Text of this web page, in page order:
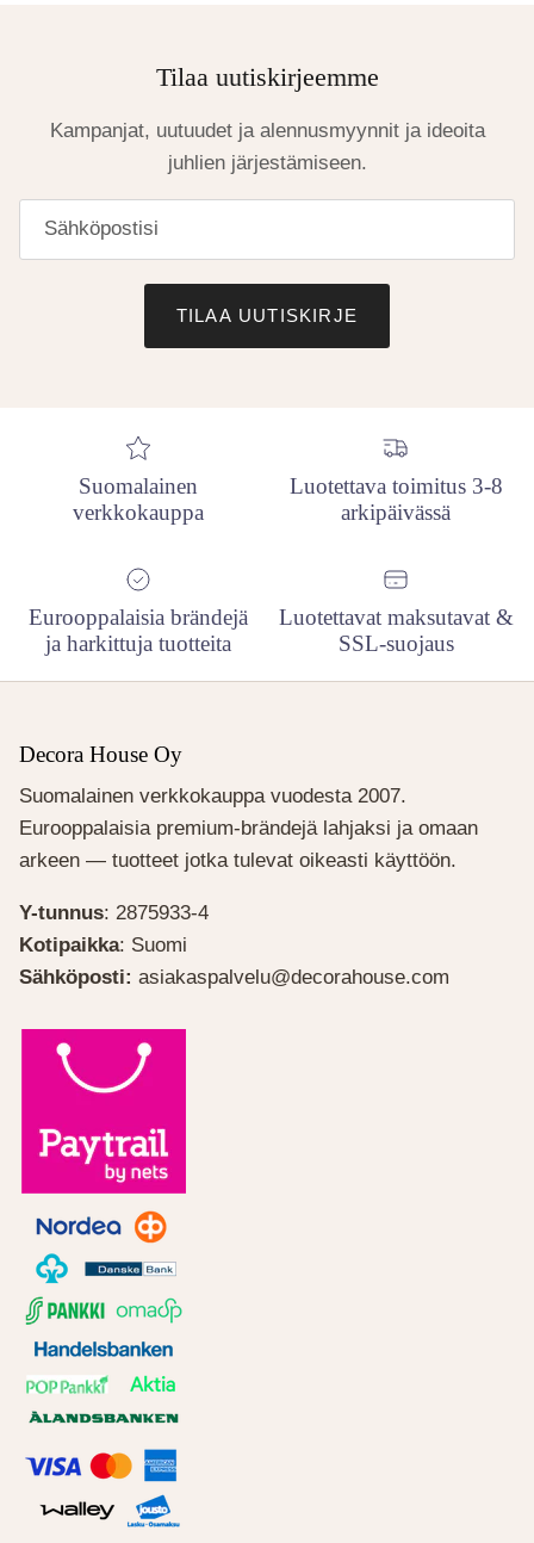
Tilaa uutiskirjeemme
Kampanjat, uutuudet ja alennusmyynnit ja ideoita
juhlien järjestämiseen.
TILAA UUTISKIRJE
Suomalainen
verkkokauppa
Luotettava toimitus 3-8
arkipäivässä
Eurooppalaisia brändejä
ja harkittuja tuotteita
Luotettavat maksutavat &
SSL-suojaus
Decora House Oy
Suomalainen verkkokauppa vuodesta 2007.
Eurooppalaisia premium-brändejä lahjaksi ja omaan
arkeen — tuotteet jotka tulevat oikeasti käyttöön.
Y-tunnus: 2875933-4
Kotipaikka: Suomi
Sähköposti: asiakaspalvelu@decorahouse.com